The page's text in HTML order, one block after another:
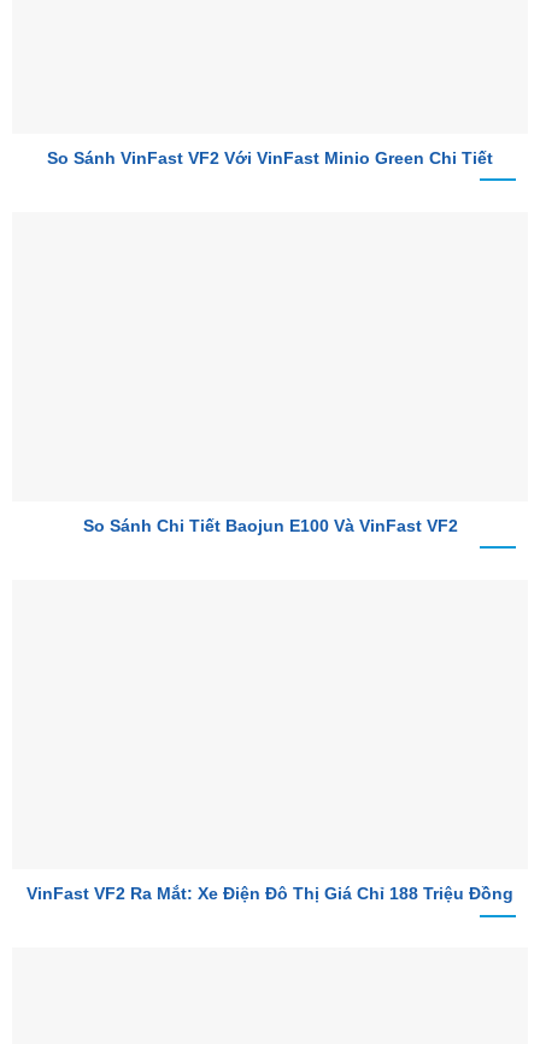
So Sánh VinFast VF2 Với VinFast Minio Green Chi Tiết
So Sánh Chi Tiết Baojun E100 Và VinFast VF2
VinFast VF2 Ra Mắt: Xe Điện Đô Thị Giá Chỉ 188 Triệu Đồng